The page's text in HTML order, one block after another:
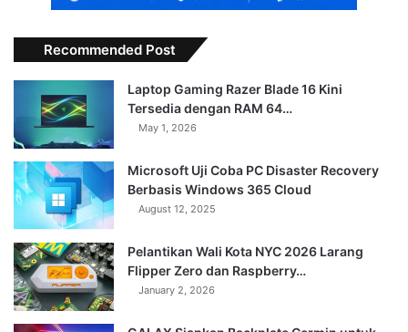
Recommended Post
Laptop Gaming Razer Blade 16 Kini
Tersedia dengan RAM 64…
May 1, 2026
Microsoft Uji Coba PC Disaster Recovery
Berbasis Windows 365 Cloud
August 12, 2025
Pelantikan Wali Kota NYC 2026 Larang
Flipper Zero dan Raspberry…
January 2, 2026